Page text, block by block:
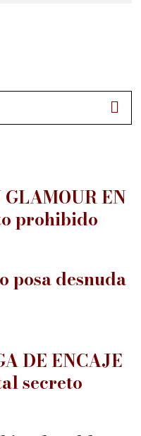
GLAMOUR EN
prohibido
02
posa desnuda
DE ENCAJE
secreto04